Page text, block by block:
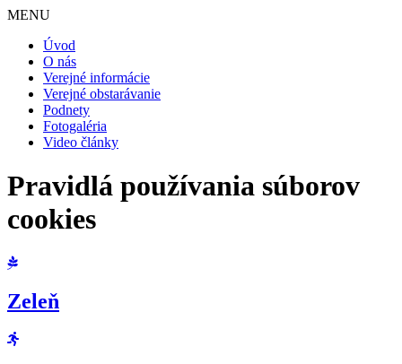
MENU
Úvod
O nás
Verejné informácie
Verejné obstarávanie
Podnety
Fotogaléria
Video články
Pravidlá používania súborov
cookies
Zeleň